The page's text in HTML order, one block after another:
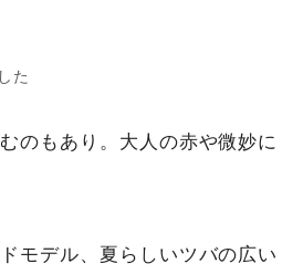
た
のもあり。大人の赤や微妙に
モデル、夏らしいツバの広い